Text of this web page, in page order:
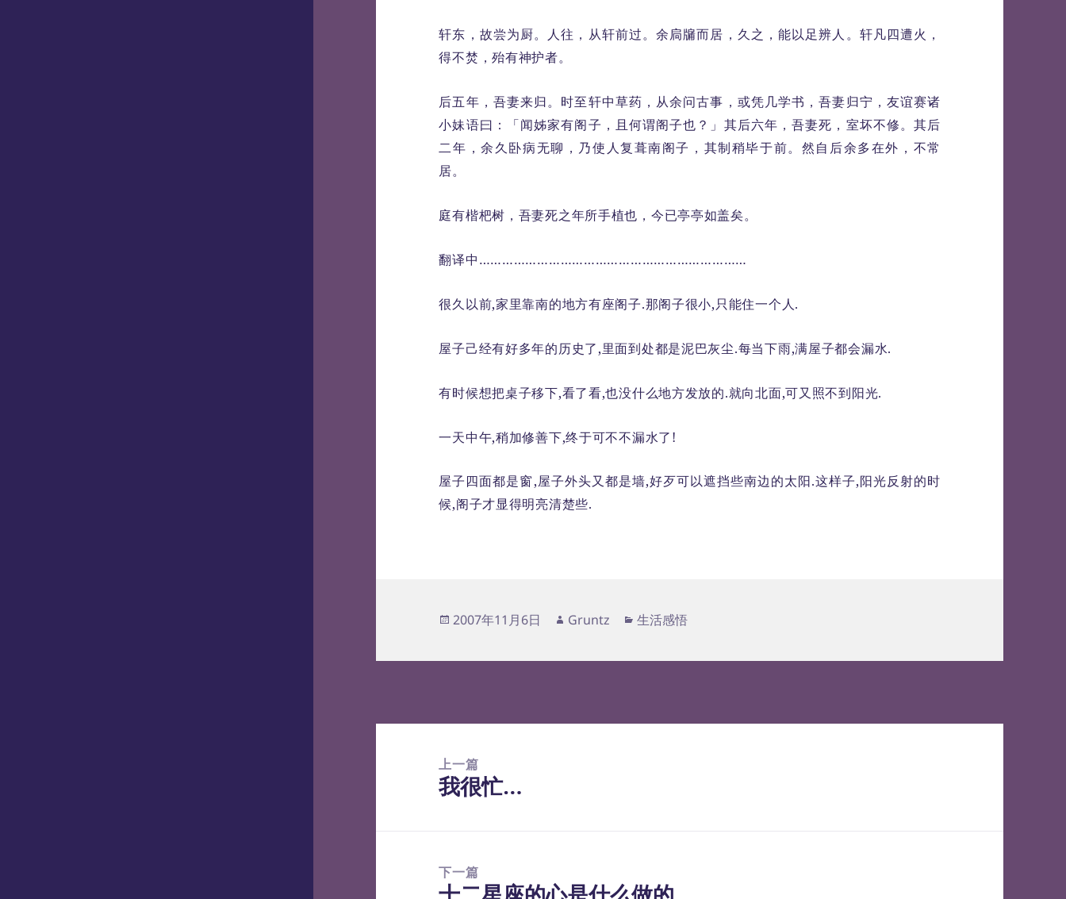
轩东，故尝为厨。人往，从轩前过。余扃牖而居，久之，能以足辨人。轩凡四遭火，
得不焚，殆有神护者。
后五年，吾妻来归。时至轩中草药，从余问古事，或凭几学书，吾妻归宁，友谊赛诸
小妹语曰：「闻姊家有阁子，且何谓阁子也？」其后六年，吾妻死，室坏不修。其后
二年，余久卧病无聊，乃使人复葺南阁子，其制稍毕于前。然自后余多在外，不常
居。
庭有楷杷树，吾妻死之年所手植也，今已亭亭如盖矣。
翻译中……………………………………………………………
很久以前,家里靠南的地方有座阁子.那阁子很小,只能住一个人.
屋子己经有好多年的历史了,里面到处都是泥巴灰尘.每当下雨,满屋子都会漏水.
有时候想把桌子移下,看了看,也没什么地方发放的.就向北面,可又照不到阳光.
一天中午,稍加修善下,终于可不不漏水了!
屋子四面都是窗,屋子外头又都是墙,好歹可以遮挡些南边的太阳.这样子,阳光反射的时
候,阁子才显得明亮清楚些.
发
于
2007年11月6日
作
Gruntz
分
生活感悟
上一篇
上
我很忙…
下一篇
下